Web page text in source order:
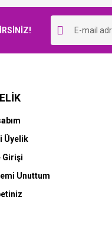
Üyelik
Girişi
Unuttum